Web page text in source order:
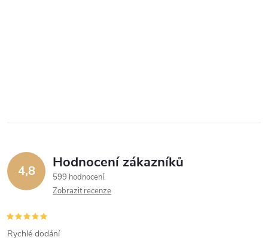
4,8 Hodnocení zákazníků
599 hodnocení
Zobrazit recenze
Rychlé dodání